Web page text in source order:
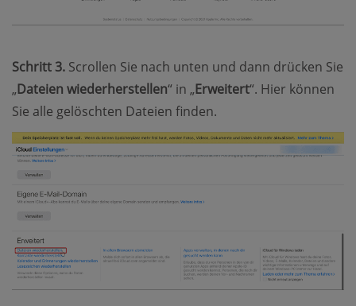
Schritt 3. Scrollen Sie nach unten und dann drücken Sie
„Dateien wiederherstellen“ in „Erweitert“. Hier können
Sie alle gelöschten Dateien finden.